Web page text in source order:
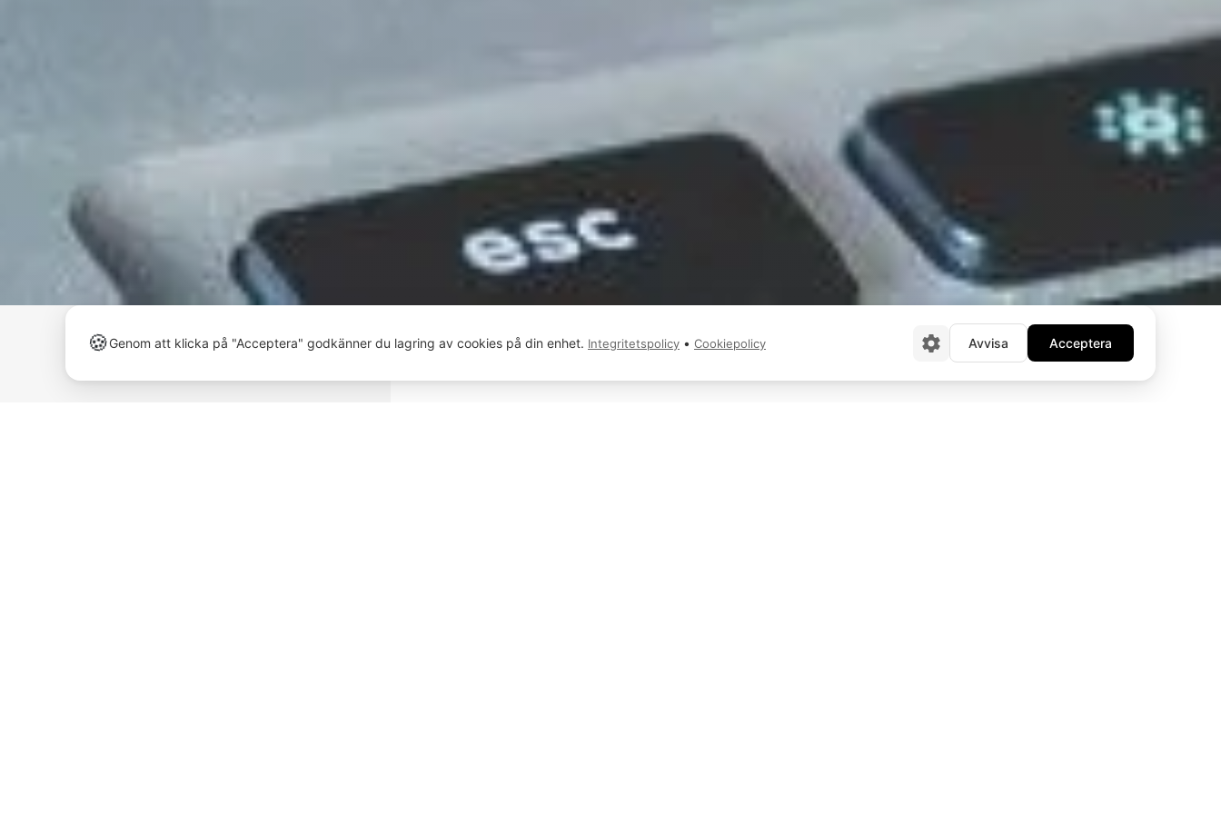
🍪Genom att klicka på "Acceptera" godkänner du lagring av cookies på din enhet. Integritetspolicy • Cookiepolicy Avvisa Acceptera